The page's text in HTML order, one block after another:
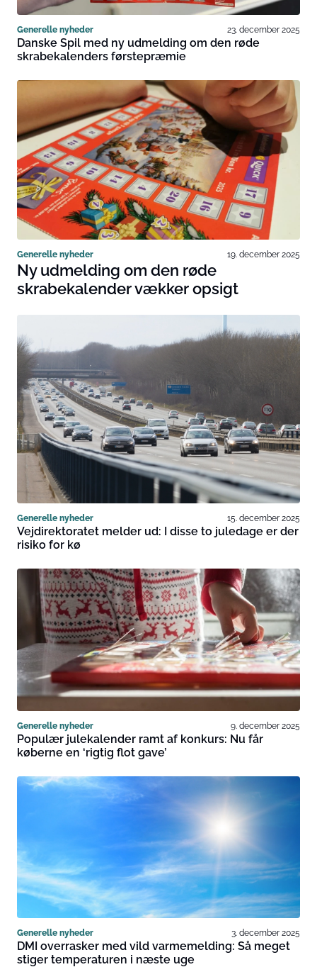
Generelle nyheder 23. december 2025
Danske Spil med ny udmelding om den røde
skrabekalenders førstepræmie
Generelle nyheder 19. december 2025
Ny udmelding om den røde
skrabekalender vækker opsigt
Generelle nyheder 15. december 2025
Vejdirektoratet melder ud: I disse to juledage er der
risiko for kø
Generelle nyheder 9. december 2025
Populær julekalender ramt af konkurs: Nu får
køberne en ‘rigtig flot gave’
Generelle nyheder 3. december 2025
DMI overrasker med vild varmemelding: Så meget
stiger temperaturen i næste uge